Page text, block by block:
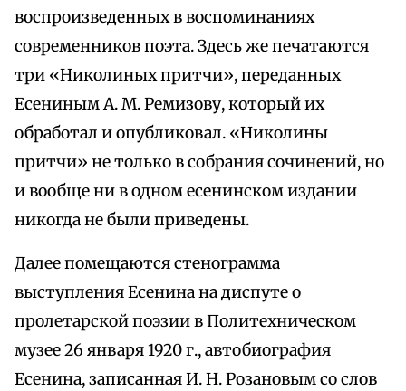
воспроизведенных в воспоминаниях
современников поэта. Здесь же печатаются
три «Николиных притчи», переданных
Есениным А. М. Ремизову, который их
обработал и опубликовал. «Николины
притчи» не только в собрания сочинений, но
и вообще ни в одном есенинском издании
никогда не были приведены.
Далее помещаются стенограмма
выступления Есенина на диспуте о
пролетарской поэзии в Политехническом
музее 26 января 1920 г., автобиография
Есенина, записанная И. Н. Розановым со слов